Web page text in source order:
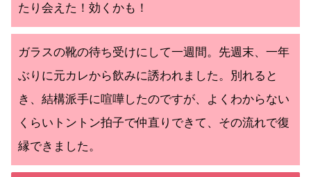
たり会えた！効くかも！
ガラスの靴の待ち受けにして一週間。先週末、一年
ぶりに元カレから飲みに誘われました。別れると
き、結構派手に喧嘩したのですが、よくわからない
くらいトントン拍子で仲直りできて、その流れで復
縁できました。